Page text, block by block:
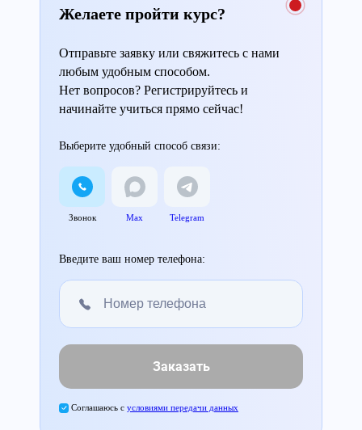
Желаете пройти курс?
Отправьте заявку или свяжитесь с нами
любым удобным способом.
Нет вопросов? Регистрируйтесь и
начинайте учиться прямо сейчас!
Выберите удобный способ связи:
Звонок Max Telegram
Введите ваш номер телефона:
Заказать
Соглашаюсь с условиями передачи данных